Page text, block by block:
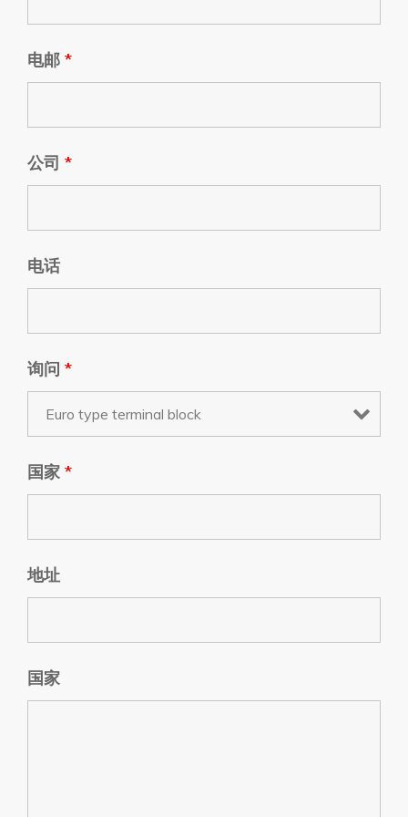
电邮 *
公司 *
电话
询问 *
国家 *
地址
国家